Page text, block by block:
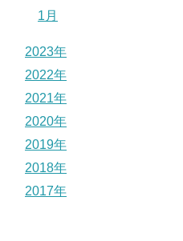
1月
2023年
2022年
2021年
2020年
2019年
2018年
2017年